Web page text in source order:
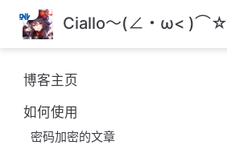
跳
至
主
要
內
容
Ciallo～(∠・ω< )⌒☆
博客主页
如何使用
密码加密的文章